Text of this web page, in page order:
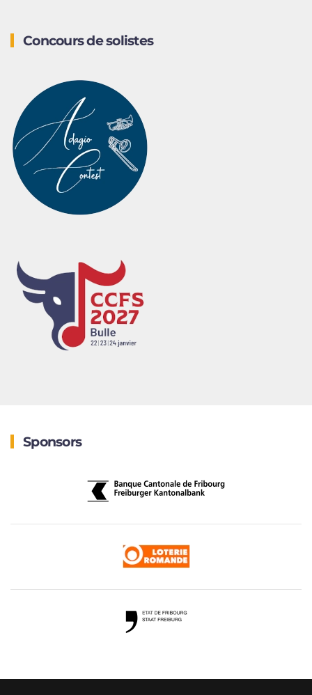
Concours de solistes
Sponsors